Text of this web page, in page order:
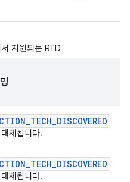
지원되는 RTD
_TECH_DISCOVERED
체됩니다.
_TECH_DISCOVERED
체됩니다.